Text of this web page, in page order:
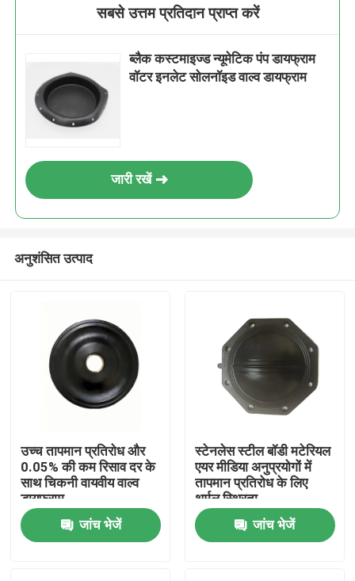
सबसे उत्तम प्रतिदान प्राप्त करें
ब्लैक कस्टमाइज्ड न्यूमेटिक पंप डायफ्राम
वॉटर इनलेट सोलनॉइड वाल्व डायफ्राम
जारी रखें
अनुशंसित उत्पाद
उच्च तापमान प्रतिरोध और
0.05% की कम रिसाव दर के
साथ चिकनी वायवीय वाल्व
डायफ्राम
जांच भेजें
स्टेनलेस स्टील बॉडी मटेरियल
एयर मीडिया अनुप्रयोगों में
तापमान प्रतिरोध के लिए
थर्मल स्थिरता
जांच भेजें